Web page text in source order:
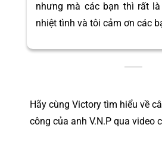
nhưng mà các bạn thì rất
nhiệt tình và tôi cảm ơn các
Hãy cùng Victory tìm hiểu về
công của anh V.N.P qua video